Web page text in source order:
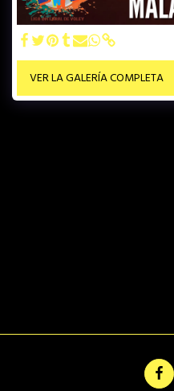
VER LA GALERÍA COMPLETA